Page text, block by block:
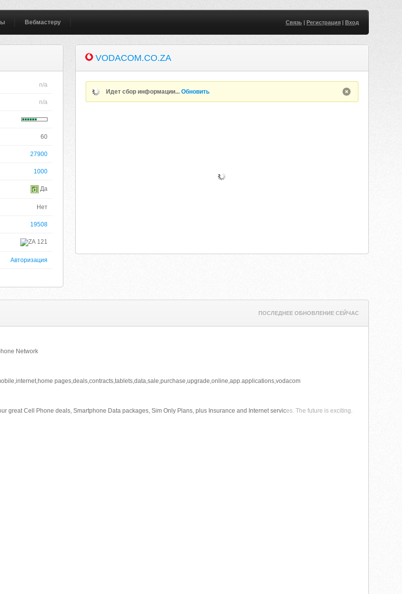
Вебмастеру Связь| Регистрация| Вход
n/a
n/a
60
27900
1000
Да
Нет
19508
121
Авторизация
VODACOM.CO.ZA
Идет сбор информации...Обновить
ПОСЛЕДНЕЕ ОБНОВЛЕНИЕ СЕЙЧАС
Network
pages,deals,contracts,tablets,data,sale,purchase,upgrade,online,app.applications,vodacom
great Cell Phone deals, Smartphone Data packages, Sim Only Plans, plus Insurance and Internet services. The future is exciting.